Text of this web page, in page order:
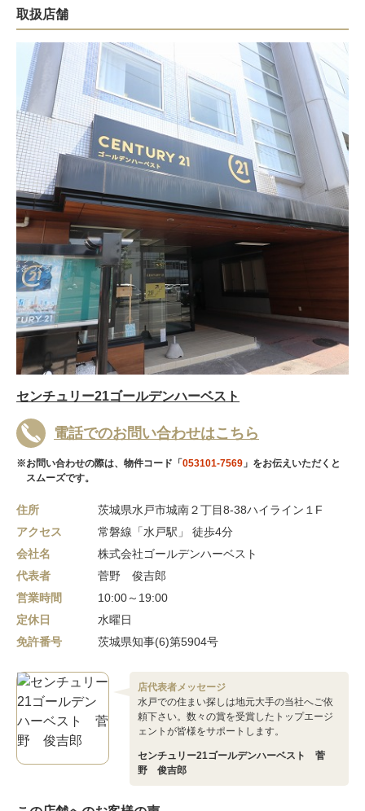
取扱店舗
センチュリー21ゴールデンハーベスト
電話でのお問い合わせはこちら
※お問い合わせの際は、物件コード「 053101-7569 」をお伝えいただくと
スムーズです。
住所
茨城県水戸市城南２丁目8-38ハイライン１F
アクセス
常磐線「水戸駅」 徒歩4分
会社名
株式会社ゴールデンハーベスト
代表者
菅野 俊吉郎
営業時間
10:00～19:00
定休日
水曜日
免許番号
茨城県知事(6)第5904号
店代表者メッセージ
水戸での住まい探しは地元大手の当社へご依
頼下さい。数々の賞を受賞したトップエージ
ェントが皆様をサポートします。
センチュリー21ゴールデンハーベスト 菅
野 俊吉郎